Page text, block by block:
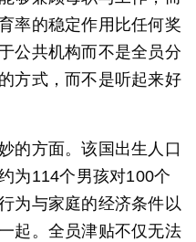
率的稳定作用比任何奖
公共机构而不是全员分
方式，而不是听起来好
的方面。该国出生人口
为114个男孩对100个
为与家庭的经济条件以
起。全员津贴不仅无法